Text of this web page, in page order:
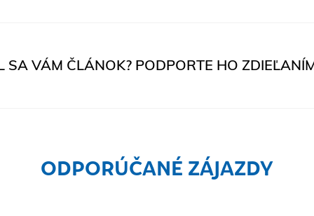
SA VÁM ČLÁNOK? PODPORTE HO
ODPORÚČANÉ ZÁJAZDY